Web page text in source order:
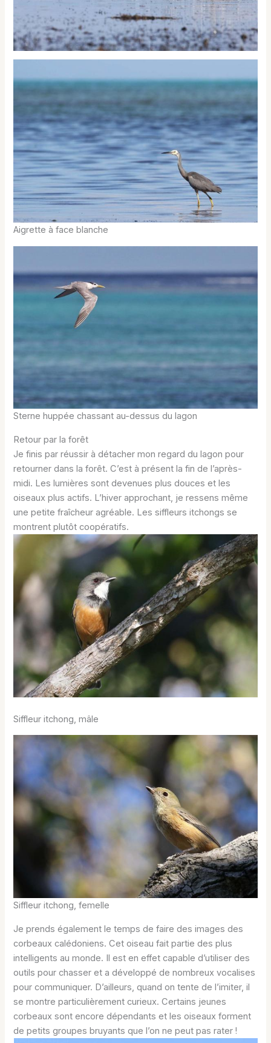
Aigrette à face blanche
Sterne huppée chassant au-dessus du lagon
Retour par la forêt
Je finis par réussir à détacher mon regard du lagon pour
retourner dans la forêt. C’est à présent la fin de l’après-
midi. Les lumières sont devenues plus douces et les
oiseaux plus actifs. L’hiver approchant, je ressens même
une petite fraîcheur agréable. Les siffleurs itchongs se
montrent plutôt coopératifs.
Siffleur itchong, mâle
Siffleur itchong, femelle
Je prends également le temps de faire des images des
corbeaux calédoniens. Cet oiseau fait partie des plus
intelligents au monde. Il est en effet capable d’utiliser des
outils pour chasser et a développé de nombreux vocalises
pour communiquer. D’ailleurs, quand on tente de l’imiter, il
se montre particulièrement curieux. Certains jeunes
corbeaux sont encore dépendants et les oiseaux forment
de petits groupes bruyants que l’on ne peut pas rater !